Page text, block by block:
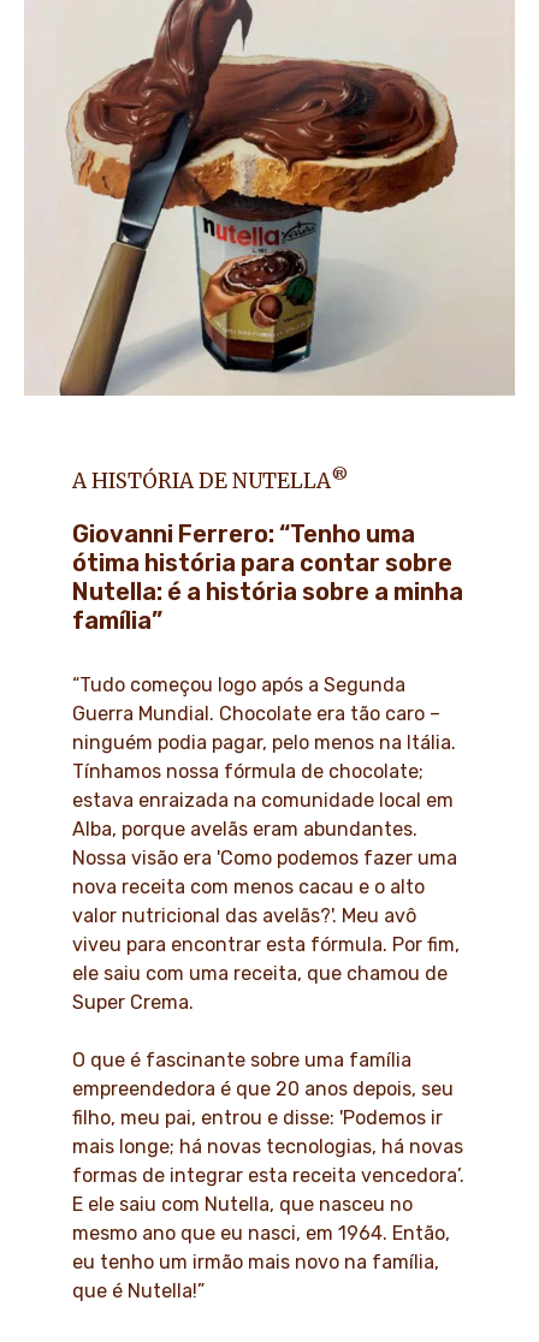
A HISTÓRIA DE NUTELLA®
Giovanni Ferrero: “Tenho uma
ótima história para contar sobre
Nutella: é a história sobre a minha
família”
“Tudo começou logo após a Segunda
Guerra Mundial. Chocolate era tão caro –
ninguém podia pagar, pelo menos na Itália.
Tínhamos nossa fórmula de chocolate;
estava enraizada na comunidade local em
Alba, porque avelãs eram abundantes.
Nossa visão era 'Como podemos fazer uma
nova receita com menos cacau e o alto
valor nutricional das avelãs?'. Meu avô
viveu para encontrar esta fórmula. Por fim,
ele saiu com uma receita, que chamou de
Super Crema.
O que é fascinante sobre uma família
empreendedora é que 20 anos depois, seu
filho, meu pai, entrou e disse: 'Podemos ir
mais longe; há novas tecnologias, há novas
formas de integrar esta receita vencedora’.
E ele saiu com Nutella, que nasceu no
mesmo ano que eu nasci, em 1964. Então,
eu tenho um irmão mais novo na família,
que é Nutella!”